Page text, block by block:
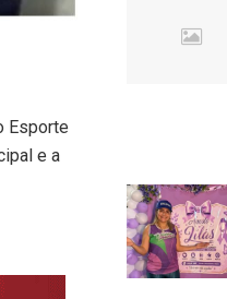
Esporte
e a